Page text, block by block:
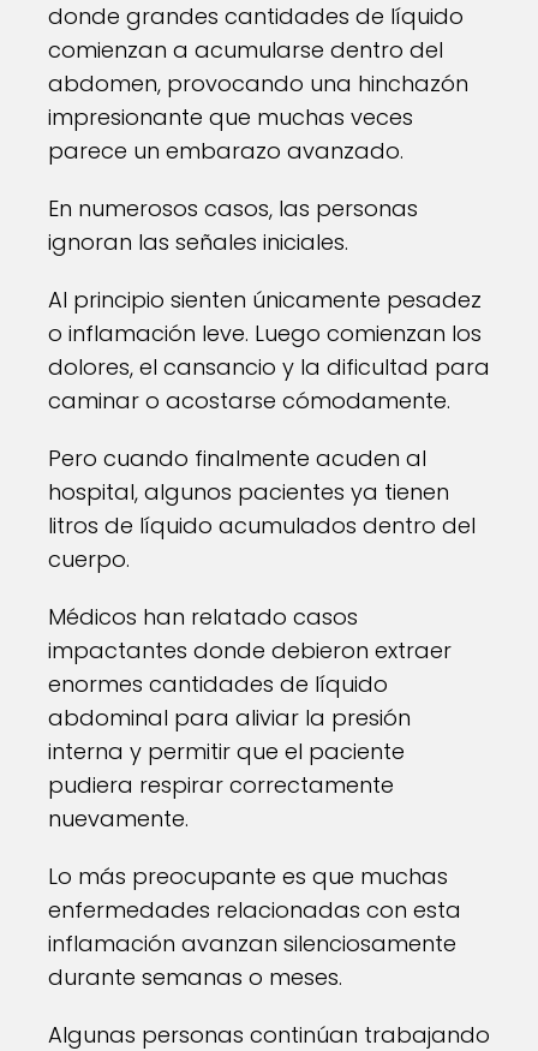
donde grandes cantidades de líquido
comienzan a acumularse dentro del
abdomen, provocando una hinchazón
impresionante que muchas veces
parece un embarazo avanzado.
En numerosos casos, las personas
ignoran las señales iniciales.
Al principio sienten únicamente pesadez
o inflamación leve. Luego comienzan los
dolores, el cansancio y la dificultad para
caminar o acostarse cómodamente.
Pero cuando finalmente acuden al
hospital, algunos pacientes ya tienen
litros de líquido acumulados dentro del
cuerpo.
Médicos han relatado casos
impactantes donde debieron extraer
enormes cantidades de líquido
abdominal para aliviar la presión
interna y permitir que el paciente
pudiera respirar correctamente
nuevamente.
Lo más preocupante es que muchas
enfermedades relacionadas con esta
inflamación avanzan silenciosamente
durante semanas o meses.
Algunas personas continúan trabajando